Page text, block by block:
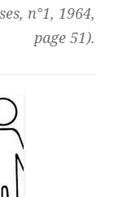
n°1, 1964,
page 51).